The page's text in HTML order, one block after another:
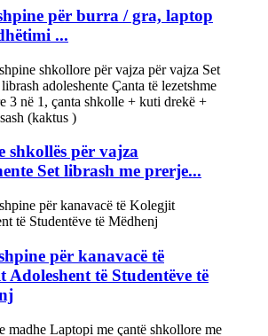
për burra / gra, laptop
...
shkollës për vajza
Set librash me prerje...
për kanavacë të
Adoleshent të Studentëve të